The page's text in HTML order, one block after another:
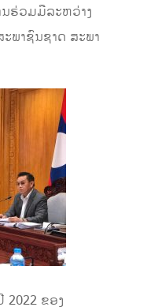
ຮ່ວມມືລະຫວ່າງ
ພາຊົນຊາດ ສະພາ
2022 ຂອງ